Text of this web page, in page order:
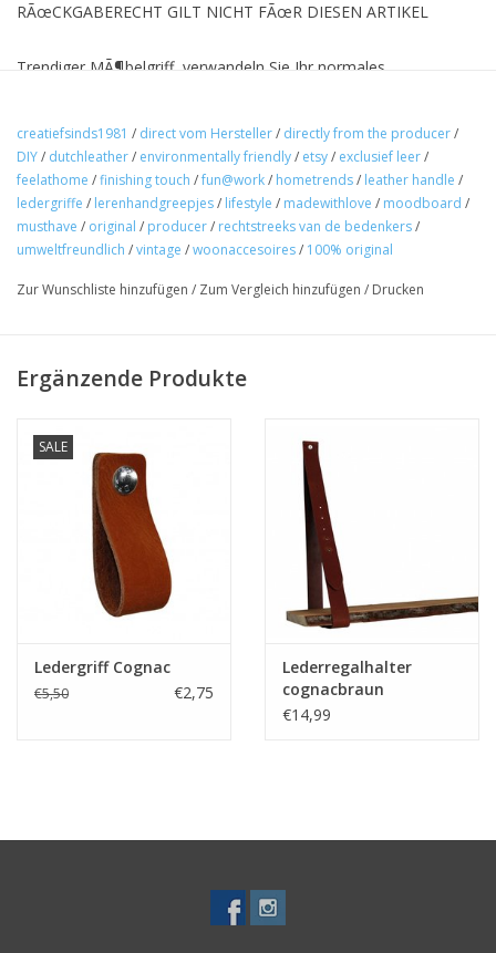
RÃœCKGABERECHT GILT NICHT FÃœR DIESEN ARTIKEL
Trendiger MÃ¶belgriff, verwandeln Sie Ihr normales
originalen Ledergriffe aus glattem, festem Leder, um einen
Vintage-Effekt zu erzielen, eine geschmeidige Form mit
abgerundeten Ecken. Handgefertigt in den Niederlanden.
Wie arbeitest du.
1 Messen Sie den Abstand zwischen den LÃ¶chern in Ihrem
2 FÃ¼gen Sie 3cm hinzu (Sie tun dies nur, wenn Sie den Griff mit
creatiefsinds1981 / direct vom Hersteller/ directly from the producer/
DIY/ dutchleather/ environmentally friendly/ etsy/ exclusief leer/
feelathome /finishing touch /fun@work/ hometrends/ leather handle /
ledergriffe / lerenhandgreepjes/ lifestyle / madewithlove / moodboard /
musthave / original / producer/ rechtstreeks van de bedenkers/
umweltfreundlich /vintage /woonaccesoires/ 100% original
Zur Wunschliste hinzufügen / Zum Vergleich hinzufügen / Drucken
Ergänzende Produkte
SALE
Ledergriff Cognac
€5,50 €2,75
Lederregalhalter
cognacbraun
verstellbar (Preis pro
€14,99